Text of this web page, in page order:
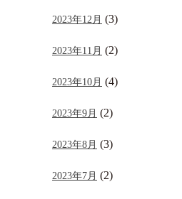
2023年12月 (3)
2023年11月 (2)
2023年10月 (4)
2023年9月 (2)
2023年8月 (3)
2023年7月 (2)